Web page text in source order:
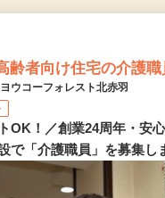
齢者向け住宅の介護職
ウコーフォレスト北赤羽
OK！／創業24周年・安
で「介護職員」を募集し